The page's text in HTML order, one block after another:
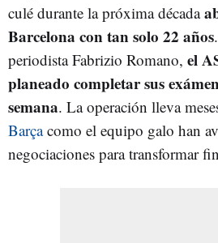
culé durante la próxima década
Barcelona con tan solo 22 años
periodista Fabrizio Romano, el
planeado completar sus
semana. La operación lleva
Barçacomo el equipo galo han
negociaciones para transformar